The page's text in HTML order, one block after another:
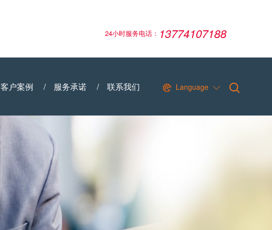
24小时服务电话： 13774107188
客户案例 / 服务承诺 / 联系我们 Language  